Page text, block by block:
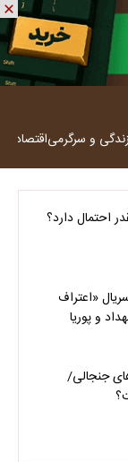
زندگی و سرگرمیاقتصاد
احتمال دارد؟
«اعتراف
و پوریا
جنجالی/